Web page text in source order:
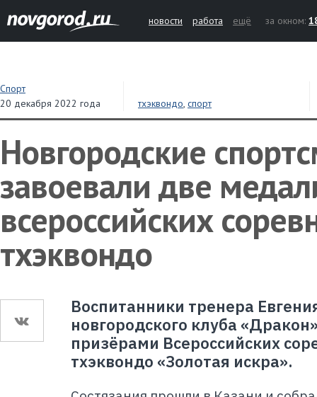
новости работа ещё за окном:
Спорт
20 декабря 2022 года
тхэквондо, спорт
Новгородские
завоевали две
всероссийских
тхэквондо
Воспитанники тренера
новгородского клуба
призёрами Всероссийских
тхэквондо «Золотая искра».